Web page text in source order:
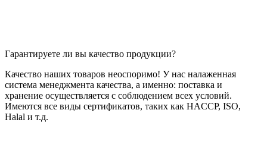
Гарантируете ли вы качество продукции?
Качество наших товаров неоспоримо! У нас налаженная
система менеджмента качества, а именно: поставка и
хранение осуществляется с соблюдением всех условий.
Имеются все виды сертификатов, таких как HACCP, ISO,
Halal и т.д.